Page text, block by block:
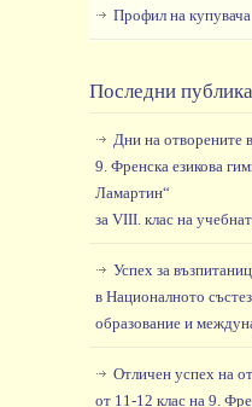
Профил на купувача
Последни
Дни на отворените
9. Френска езикова
Ламартин“
за VIII. клас на
Успех за
в Националното
образование и
Отличен успех на
от 11-12 клас на 9.